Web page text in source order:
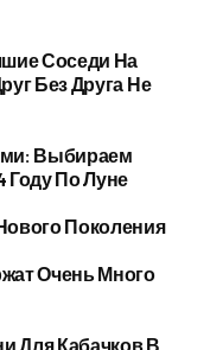
Соседи На
Без Друга Не
Выбираем
Году По Луне
Поколения
Очень Много
Для Кабачков В